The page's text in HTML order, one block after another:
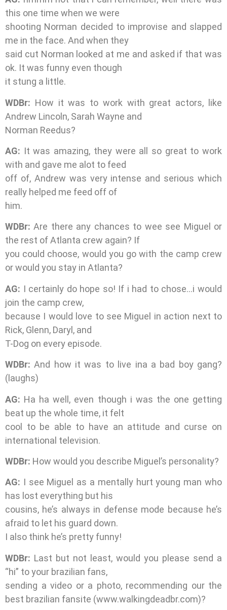
this one time when we were
shooting Norman decided to improvise and slapped
me in the face. And when they
said cut Norman looked at me and asked if that was
ok. It was funny even though
it stung a little.
WDBr: How it was to work with great actors, like
Andrew Lincoln, Sarah Wayne and
Norman Reedus?
AG: It was amazing, they were all so great to work
with and gave me alot to feed
off of, Andrew was very intense and serious which
really helped me feed off of
him.
WDBr: Are there any chances to wee see Miguel or
the rest of Atlanta crew again? If
you could choose, would you go with the camp crew
or would you stay in Atlanta?
AG: I certainly do hope so! If i had to chose…i would
join the camp crew,
because I would love to see Miguel in action next to
Rick, Glenn, Daryl, and
T-Dog on every episode.
WDBr: And how it was to live ina a bad boy gang?
(laughs)
AG: Ha ha well, even though i was the one getting
beat up the whole time, it felt
cool to be able to have an attitude and curse on
international television.
WDBr: How would you describe Miguel’s personality?
AG: I see Miguel as a mentally hurt young man who
has lost everything but his
cousins, he’s always in defense mode because he’s
afraid to let his guard down.
I also think he’s pretty funny!
WDBr: Last but not least, would you please send a
“hi” to your brazilian fans,
sending a video or a photo, recommending our the
best brazilian fansite (www.walkingdeadbr.com)?